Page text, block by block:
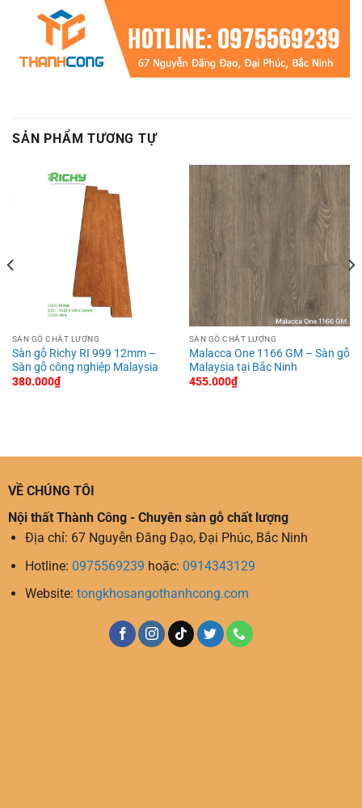
SẢN PHẨM TƯƠNG TỰ
SÀN GỖ CHẤT LƯỢNG
Sàn gỗ Richy RI 999 12mm –
Sàn gỗ công nghiệp Malaysia
380.000₫
SÀN GỖ CHẤT LƯỢNG
Malacca One 1166 GM – Sàn gỗ
Malaysia tại Bắc Ninh
455.000₫
VỀ CHÚNG TÔI
Nội thất Thành Công - Chuyên sàn gỗ chất lượng
Địa chỉ: 67 Nguyễn Đăng Đạo, Đại Phúc, Bắc Ninh
Hotline: 0975569239 hoặc: 0914343129
Website: tongkhosangothanhcong.com